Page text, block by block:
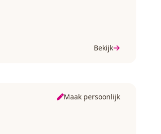
Bekijk
Maak persoonlijk